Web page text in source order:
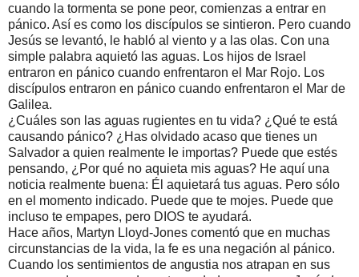
cuando la tormenta se pone peor, comienzas a entrar en
pánico. Así es como los discípulos se sintieron. Pero cuando
Jesús se levantó, le habló al viento y a las olas. Con una
simple palabra aquietó las aguas. Los hijos de Israel
entraron en pánico cuando enfrentaron el Mar Rojo. Los
discípulos entraron en pánico cuando enfrentaron el Mar de
Galilea.
¿Cuáles son las aguas rugientes en tu vida? ¿Qué te está
causando pánico? ¿Has olvidado acaso que tienes un
Salvador a quien realmente le importas? Puede que estés
pensando, ¿Por qué no aquieta mis aguas? He aquí una
noticia realmente buena: Él aquietará tus aguas. Pero sólo
en el momento indicado. Puede que te mojes. Puede que
incluso te empapes, pero DIOS te ayudará.
Hace años, Martyn Lloyd-Jones comentó que en muchas
circunstancias de la vida, la fe es una negación al pánico.
Cuando los sentimientos de angustia nos atrapan en sus